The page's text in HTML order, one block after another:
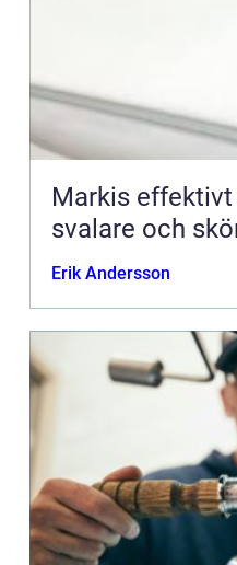
Markis effektivt solskydd för ett
svalare och
Erik Andersson